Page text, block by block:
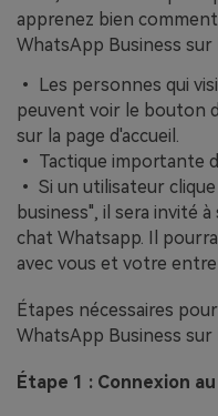
apprenez bien
WhatsApp Business sur
• Les personnes qui
peuvent voir le bouton
sur la page d'accueil.
• Tactique importante
• Si un utilisateur
business", il sera invité
chat Whatsapp. Il
avec vous et votre
Étapes nécessaires
WhatsApp Business sur
Étape 1 : Connexion